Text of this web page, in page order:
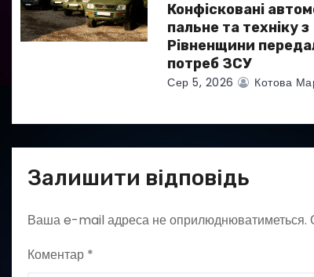
і
в
Конфісковані
пальне та техніку з
Рівненщини
потреб ЗСУ
Сер 5, 2026 Котова
Залишити відповідь
Ваша e-mail адреса не оприлюднюватиметься.
Коментар *